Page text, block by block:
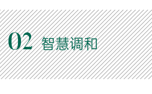
02 智慧调和